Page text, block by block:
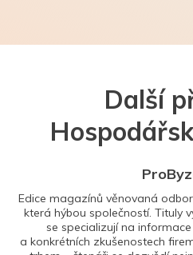
Další
Edice magazínů věnovaná
která hýbou společností. Tituly
se specializují na
a konkrétních zkušenostech